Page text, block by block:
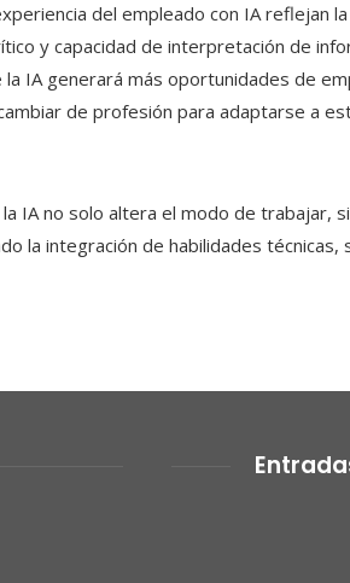
del empleado con IA reflejan
y capacidad de interpretación de
IA generará más oportunidades de
de profesión para adaptarse a
IA no solo altera el modo de trabajar,
la integración de habilidades técnicas,